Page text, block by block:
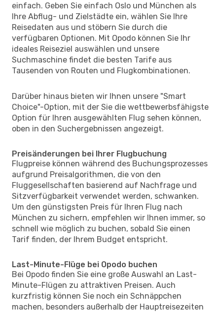
einfach. Geben Sie einfach Oslo und München als
Ihre Abflug- und Zielstädte ein, wählen Sie Ihre
Reisedaten aus und stöbern Sie durch die
verfügbaren Optionen. Mit Opodo können Sie Ihr
ideales Reiseziel auswählen und unsere
Suchmaschine findet die besten Tarife aus
Tausenden von Routen und Flugkombinationen.
Darüber hinaus bieten wir Ihnen unsere "Smart
Choice"-Option, mit der Sie die wettbewerbsfähigste
Option für Ihren ausgewählten Flug sehen können,
oben in den Suchergebnissen angezeigt.
Preisänderungen bei Ihrer Flugbuchung
Flugpreise können während des Buchungsprozesses
aufgrund Preisalgorithmen, die von den
Fluggesellschaften basierend auf Nachfrage und
Sitzverfügbarkeit verwendet werden, schwanken.
Um den günstigsten Preis für Ihren Flug nach
München zu sichern, empfehlen wir Ihnen immer, so
schnell wie möglich zu buchen, sobald Sie einen
Tarif finden, der Ihrem Budget entspricht.
Last-Minute-Flüge bei Opodo buchen
Bei Opodo finden Sie eine große Auswahl an Last-
Minute-Flügen zu attraktiven Preisen. Auch
kurzfristig können Sie noch ein Schnäppchen
machen, besonders außerhalb der Hauptreisezeiten